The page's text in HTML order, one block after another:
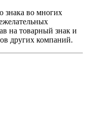
знака во многих
на товарный знак и
других компаний.